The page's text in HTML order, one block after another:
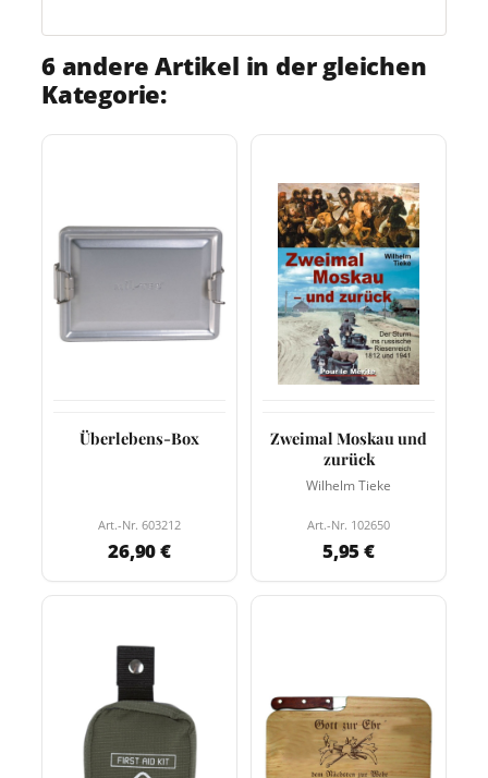
6 andere Artikel in der gleichen
Kategorie:
Überlebens-Box
Art.-Nr. 603212
26,90 €
Zweimal Moskau und
zurück
Wilhelm Tieke
Art.-Nr. 102650
5,95 €